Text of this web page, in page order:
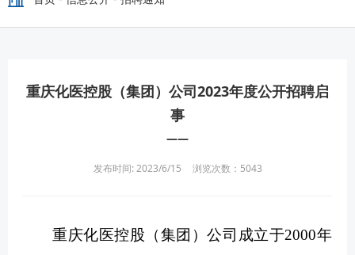
重庆化医控股（集团）公司2023年度公开招聘启
事
——
发布时间: 2023/6/15 浏览次数： 5043
重庆化医控股（集团）公司成立于2000年